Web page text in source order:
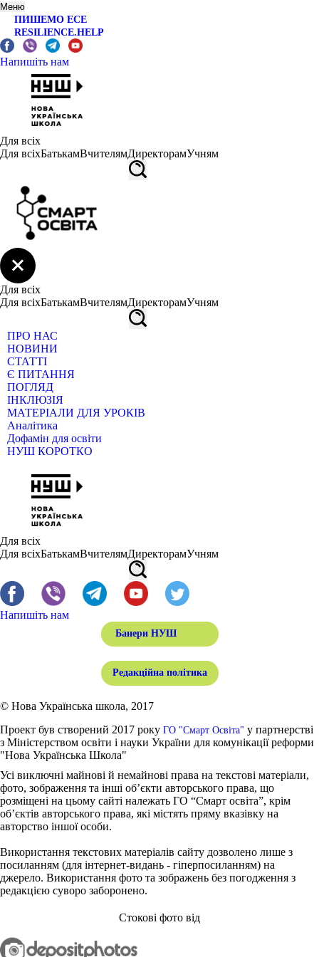
Меню
ПИШЕМО ЕСЕ
RESILIENCE.HELP
Напишіть нам
Для всіх
Для всіхБатькамВчителямДиректорамУчням
Для всіх
Для всіхБатькамВчителямДиректорамУчням
ПРО НАС
НОВИНИ
СТАТТІ
Є ПИТАННЯ
ПОГЛЯД
ІНКЛЮЗІЯ
МАТЕРІАЛИ ДЛЯ УРОКІВ
Аналітика
Дофамін для освіти
НУШ КОРОТКО
Для всіх
Для всіхБатькамВчителямДиректорамУчням
Напишіть нам
Банери НУШ
Редакційна політика
© Нова Українська школа, 2017
Проект був створений 2017 року ГО "Смарт Освіта" у партнерстві
з Міністерством освіти і науки України для комунікації реформи
"Нова Українська Школа"
Усі виключні майнові й немайнові права на текстові матеріали,
фото, зображення та інші об’єкти авторського права, що
розміщені на цьому сайті належать ГО “Смарт освіта”, крім
об’єктів авторського права, які містять пряму вказівку на
авторство іншої особи.
Використання текстових матеріалів сайту дозволено лише з
посиланням (для інтернет-видань - гіперпосиланням) на
джерело. Використання фото та зображень без погодження з
редакцією суворо заборонено.
Стокові фото від